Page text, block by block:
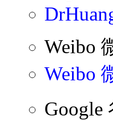
Weibo
Weibo
Google